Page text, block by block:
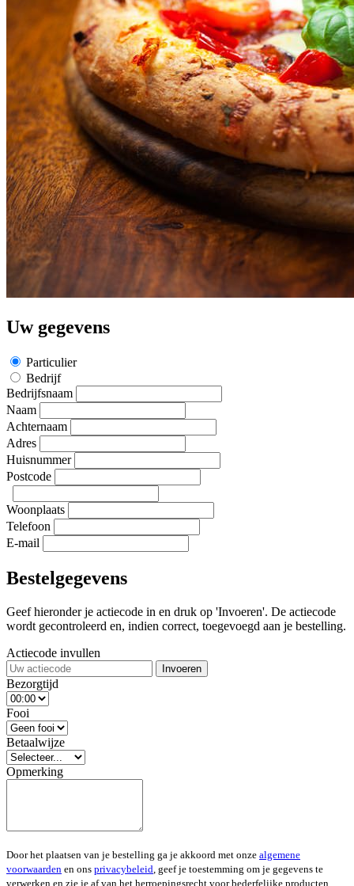
Uw gegevens
Particulier
Bedrijf
Bedrijfsnaam
Naam
Achternaam
Adres
Huisnummer
Postcode
Woonplaats
Telefoon
E-mail
Bestelgegevens
Geef hieronder je actiecode in en druk op 'Invoeren'. De actiecode
wordt gecontroleerd en, indien correct, toegevoegd aan je bestelling.
Actiecode invullen
Invoeren
Bezorgtijd
Fooi
Betaalwijze
Opmerking
Door het plaatsen van je bestelling ga je akkoord met onze algemene
voorwaarden en ons privacybeleid , geef je toestemming om je gegevens te
verwerken en zie je af van het herroepingsrecht voor bederfelijke producten.